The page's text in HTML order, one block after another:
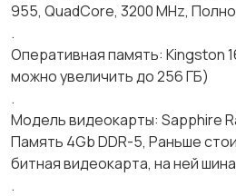
955, QuadCore, 3200 MHz,
.
Оперативная память: Kingston
можно увеличить до 256 ГБ)
.
Модель видеокарты: Sapphire
Память 4Gb DDR-5, Раньше
битная видеокарта, на ней
.